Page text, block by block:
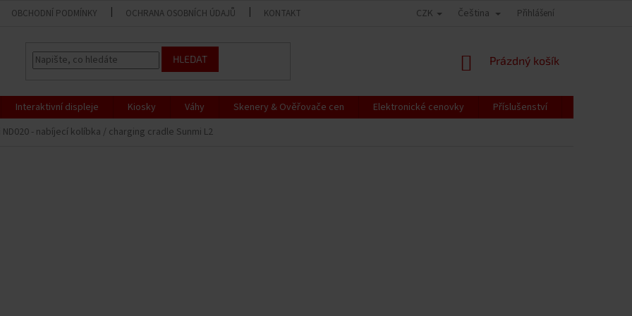
OBCHODNÍ PODMÍNKY OCHRANA OSOBNÍCH ÚDAJŮ KONTAKT CZK Čeština Přihlášení
HLEDAT
NÁKUPNÍ
Prázdný košík
Interaktivní displeje Kiosky Váhy Skenery & Ověřovače cen Elektronické cenovky Příslušenství
ND020 - nabíjecí kolíbka / charging cradle Sunmi L2